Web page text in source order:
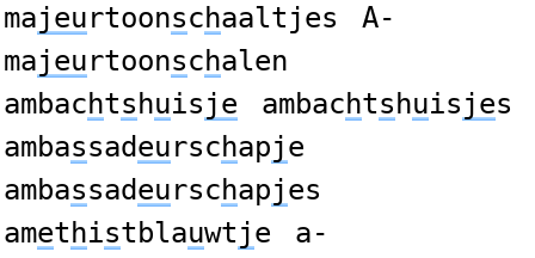
majeurtoonschaaltjes
A-
majeurtoonschalen
ambachts huisje ambachts huisjes
ambassadeurschapje
ambassadeurschapjes
amethistblauwtje
a-